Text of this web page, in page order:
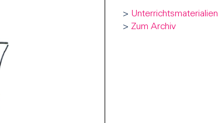
> Unterrichtsmaterialien
> Zum Archiv